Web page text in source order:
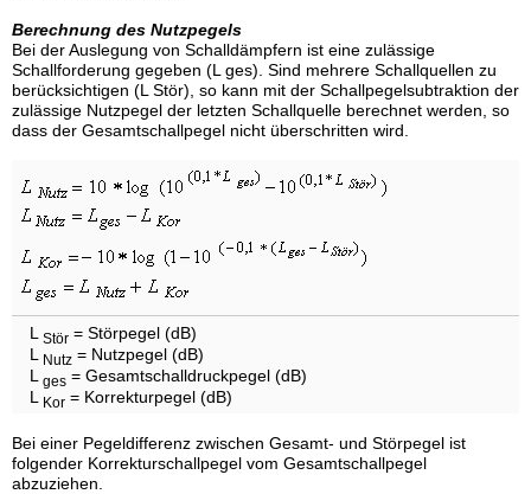
Berechnung des Nutzpegels
Bei der Auslegung von Schalldämpfern ist eine zulässige
Schallforderung gegeben (L ges). Sind mehrere Schallquellen zu
berücksichtigen (L Stör), so kann mit der Schallpegelsubtraktion der
zulässige Nutzpegel der letzten Schallquelle berechnet werden, so
dass der Gesamtschallpegel nicht überschritten wird.
L Stör = Störpegel (dB)
L
Nutz = Nutzpegel (dB)
L ges = Gesamtschalldruckpegel (dB)
L
Kor = Korrekturpegel (dB)
Bei einer Pegeldifferenz zwischen Gesamt- und Störpegel ist
folgender Korrekturschallpegel vom Gesamtschallpegel
abzuziehen.